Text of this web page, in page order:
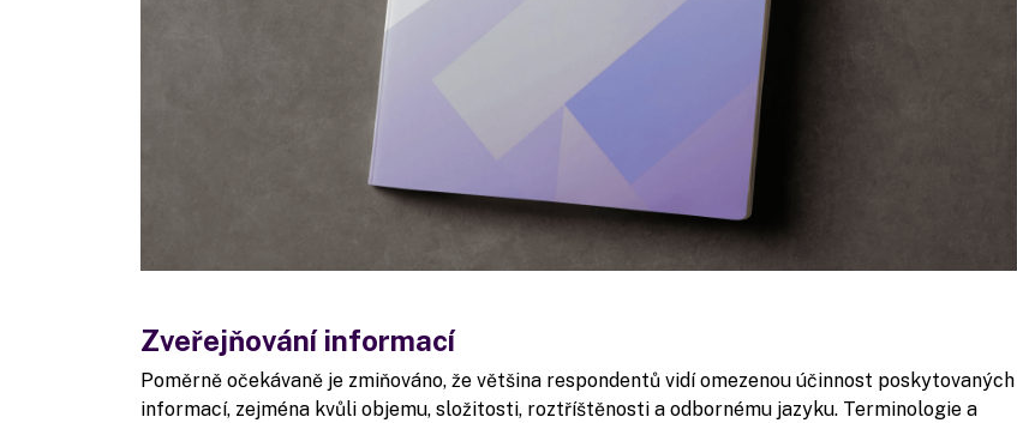
Zveřejňování informací
Poměrně očekávaně je zmiňováno, že většina respondentů vidí omezenou účinnost poskytovaných
informací, zejména kvůli objemu, složitosti, roztříštěnosti a odbornému jazyku. Terminologie a